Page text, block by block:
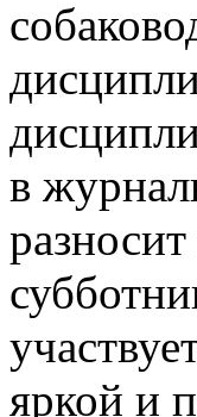
в
яркой и